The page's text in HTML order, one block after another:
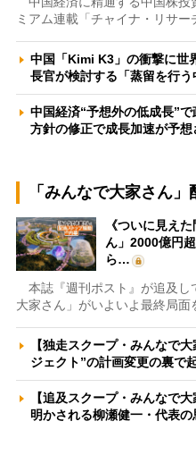
ミアム連載「チャイナ・リサー
中国「Kimi K3」の衝撃に
長官が検討する「蒸留を行
中国経済“予想外の低成長”
方針の修正で成長加速が予
「みんなで大家さん
《ついに見え
ん」2000億円
ら…
本誌『週刊ポスト』が追及し
大家さん」がいよいよ最終局面
【独走スクープ・みんなで
ジェクト”の計画変更の裏で
【追及スクープ・みんなで
明かされる柳瀬健一・代表